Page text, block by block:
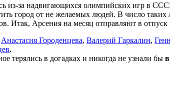
из-за надвигающихся олимпийских игр в
город от не желаемых людей. В число таких
Итак, Арсения на месяц отправляют в
Анастасия Городенцева, Валерий Гаркалин,
.
терялись в догадках и никогда не узнали бы